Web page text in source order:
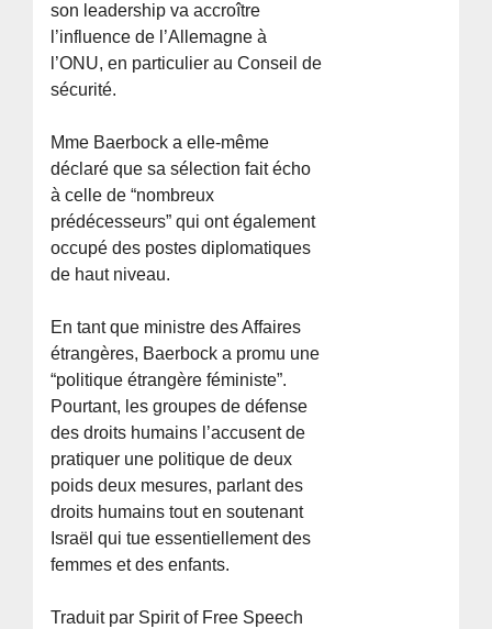
son leadership va accroître
l’influence de l’Allemagne à
l’ONU, en particulier au Conseil de
sécurité.
Mme Baerbock a elle-même
déclaré que sa sélection fait écho
à celle de “nombreux
prédécesseurs” qui ont également
occupé des postes diplomatiques
de haut niveau.
En tant que ministre des Affaires
étrangères, Baerbock a promu une
“politique étrangère féministe”.
Pourtant, les groupes de défense
des droits humains l’accusent de
pratiquer une politique de deux
poids deux mesures, parlant des
droits humains tout en soutenant
Israël qui tue essentiellement des
femmes et des enfants.
Traduit par Spirit of Free Speech